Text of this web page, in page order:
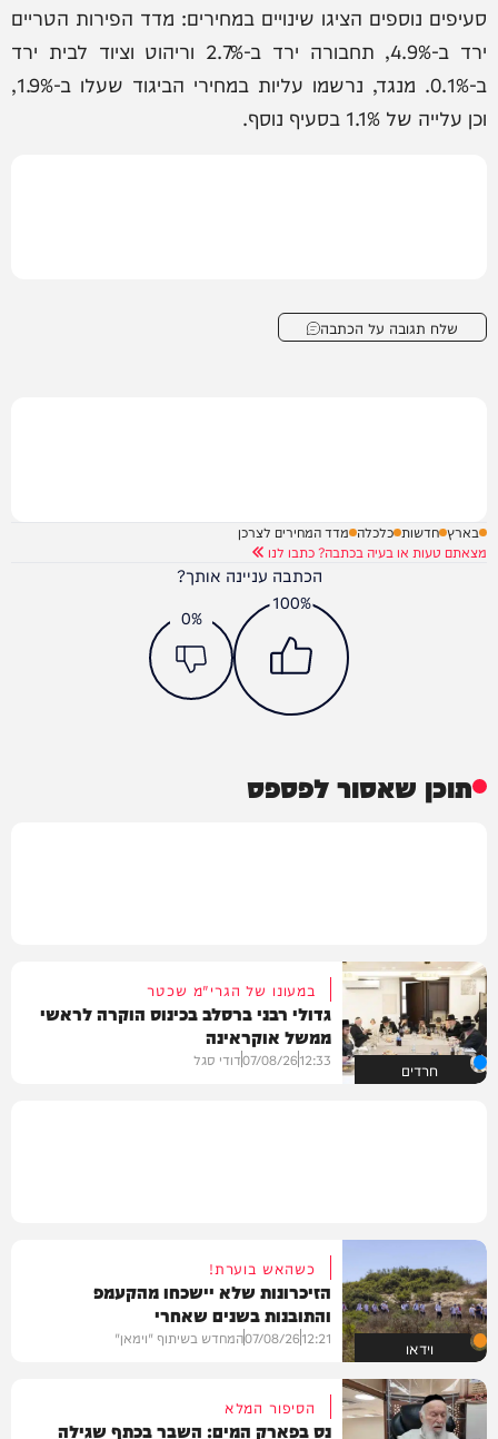
סעיפים נוספים הציגו שינויים במחירים: מדד הפירות הטריים
ירד ב-4.9%, תחבורה ירד ב-2.7% וריהוט וציוד לבית ירד
ב-0.1%. מנגד, נרשמו עליות במחירי הביגוד שעלו ב-1.9%,
וכן עלייה של 1.1% בסעיף נוסף.
שלח תגובה על הכתבה
בארץ חדשות כלכלה מדד המחירים לצרכן
מצאתם טעות או בעיה בכתבה? כתבו לנו
הכתבה עניינה אותך?
100%
0%
תוכן שאסור לפספס
חרדים
במעונו של הגרי"מ שכטר
גדולי רבני ברסלב בכינוס הוקרה לראשי
ממשל אוקראינה
12:33
07/08/26דודי סגל
וידאו
כשהאש בוערת!
הזיכרונות שלא יישכחו מהקעמפ
והתובנות בשנים שאחרי
12:21
07/08/26המחדש בשיתוף "וימאן"
הסיפור המלא
נס בפארק המים: השבר בכתף שגילה